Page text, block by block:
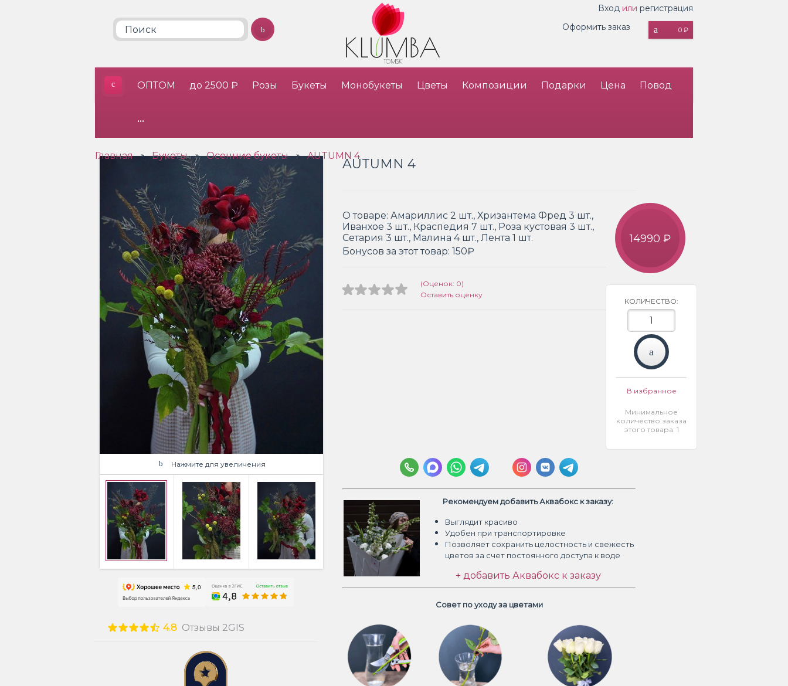
Вход или регистрация
0 ₽
Оформить заказ
ОПТОМ до 2500 ₽ Розы Букеты Монобукеты Цветы Композиции Подарки Цена Повод
•••
Главная » Букеты » Осенние букеты » AUTUMN 4
Нажмите для увеличения
4.8 Отзывы 2GIS
AUTUMN 4
О товаре: Амариллис 2 шт., Хризантема Фред 3 шт.,
Иванхое 3 шт., Краспедия 7 шт., Роза кустовая 3 шт.,
Сетария 3 шт., Малина 4 шт., Лента 1 шт.
Бонусов за этот товар: 150₽
(Оценок: 0)
Оставить оценку
14990 ₽
КОЛИЧЕСТВО:
В избранное
Минимальное
количество заказа
этого товара: 1
Рекомендуем добавить Аквабокс к заказу:
Выглядит красиво
Удобен при транспортировке
Позволяет сохранить целостность и свежесть
цветов за счет постоянного доступа к воде
+ добавить Аквабокс к заказу
Совет по уходу за цветами